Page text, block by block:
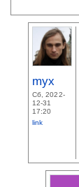
myx
Сб, 2022-
12-31
17:20
link